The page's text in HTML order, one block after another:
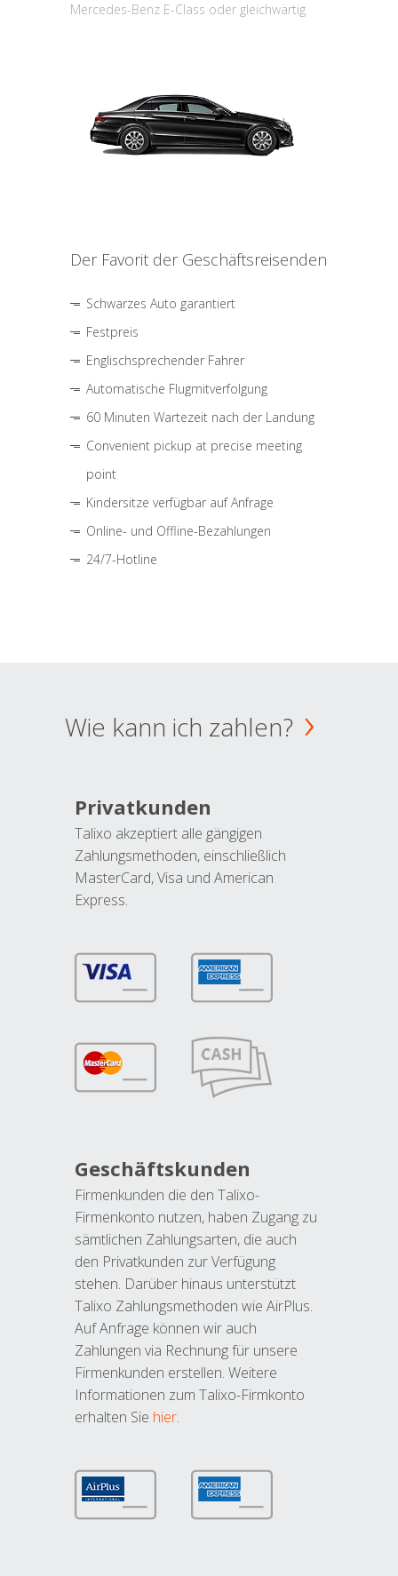
Mercedes-Benz E-Class oder gleichwärtig
Der Favorit der Geschäftsreisenden
Schwarzes Auto garantiert
Festpreis
Englischsprechender Fahrer
Automatische Flugmitverfolgung
60 Minuten Wartezeit nach der Landung
Convenient pickup at precise meeting
point
Kindersitze verfügbar auf Anfrage
Online- und Offline-Bezahlungen
24/7-Hotline
Wie kann ich zahlen?
Privatkunden
Talixo akzeptiert alle gängigen
Zahlungsmethoden, einschließlich
MasterCard, Visa und American
Express.
Geschäftskunden
Firmenkunden die den Talixo-
Firmenkonto nutzen, haben Zugang zu
sämtlichen Zahlungsarten, die auch
den Privatkunden zur Verfügung
stehen. Darüber hinaus unterstützt
Talixo Zahlungsmethoden wie AirPlus.
Auf Anfrage können wir auch
Zahlungen via Rechnung für unsere
Firmenkunden erstellen. Weitere
Informationen zum Talixo-Firmkonto
erhalten Sie hier.